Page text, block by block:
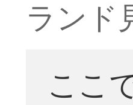
ランド
ここ